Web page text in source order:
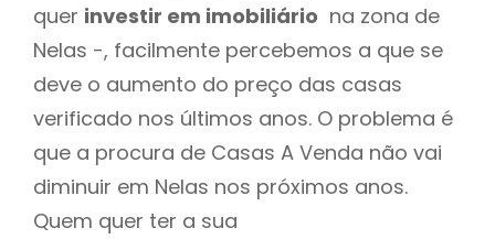
quer investir em imobiliário na zona de
Nelas -, facilmente percebemos a que se
deve o aumento do preço das casas
verificado nos últimos anos. O problema é
que a procura de Casas A Venda não vai
diminuir em Nelas nos próximos anos.
Quem quer ter a sua